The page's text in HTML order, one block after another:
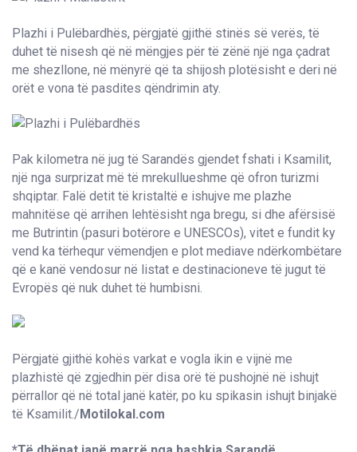
Plazhi i Pulëbardhës, përgjatë gjithë stinës së verës, të
duhet të nisesh që në mëngjes për të zënë një nga çadrat
me shezllone, në mënyrë që ta shijosh plotësisht e deri në
orët e vona të pasdites qëndrimin aty.
Pak kilometra në jug të Sarandës gjendet fshati i Ksamilit,
një nga surprizat më të mrekullueshme që ofron turizmi
shqiptar. Falë detit të kristaltë e ishujve me plazhe
mahnitëse që arrihen lehtësisht nga bregu, si dhe afërsisë
me Butrintin (pasuri botërore e UNESCOs), vitet e fundit ky
vend ka tërhequr vëmendjen e plot mediave ndërkombëtare
që e kanë vendosur në listat e destinacioneve të jugut të
Evropës që nuk duhet të humbisni.
Përgjatë gjithë kohës varkat e vogla ikin e vijnë me
plazhistë që zgjedhin për disa orë të pushojnë në ishujt
përrallor që në total janë katër, po ku spikasin ishujt binjakë
të Ksamilit./Motilokal.com